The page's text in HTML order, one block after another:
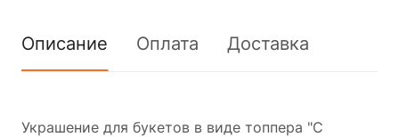
Описание Оплата Доставка
Украшение для букетов в виде топпера "С